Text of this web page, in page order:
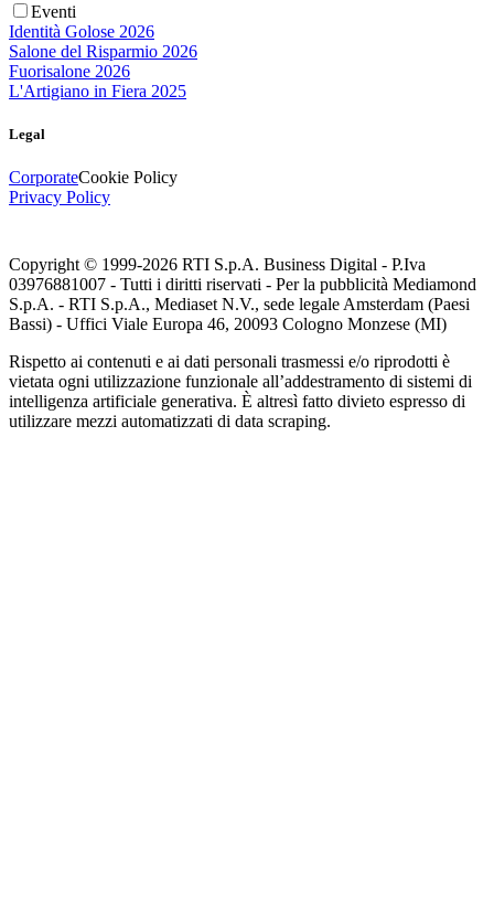
Eventi
Identità Golose 2026
Salone del Risparmio 2026
Fuorisalone 2026
L'Artigiano in Fiera 2025
Legal
CorporateCookie Policy
Privacy Policy
Copyright © 1999-2026 RTI S.p.A. Business Digital - P.Iva
03976881007 - Tutti i diritti riservati - Per la pubblicità Mediamond
S.p.A. - RTI S.p.A., Mediaset N.V., sede legale Amsterdam (Paesi
Bassi) - Uffici Viale Europa 46, 20093 Cologno Monzese (MI)
Rispetto ai contenuti e ai dati personali trasmessi e/o riprodotti è
vietata ogni utilizzazione funzionale all’addestramento di sistemi di
intelligenza artificiale generativa. È altresì fatto divieto espresso di
utilizzare mezzi automatizzati di data scraping.